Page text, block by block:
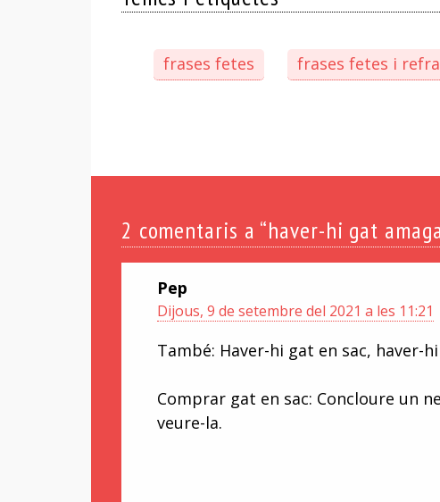
frases fetes frases fetes i
2 comentaris a “haver-hi gat
Pep
Dijous, 9 de setembre del 2021 a les 11:21
També: Haver-hi gat en sac, haver-
Comprar gat en sac: Concloure un
veure-la.